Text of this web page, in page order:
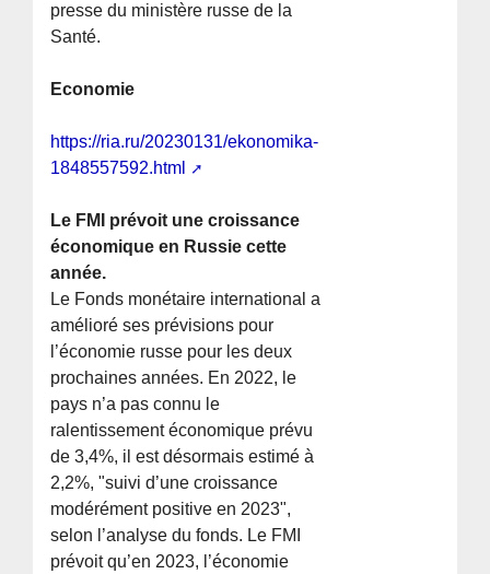
presse du ministère russe de la
Santé.
Economie
https://ria.ru/20230131/ekonomika-
1848557592.html
Le FMI prévoit une croissance
économique en Russie cette
année.
Le Fonds monétaire international a
amélioré ses prévisions pour
l’économie russe pour les deux
prochaines années. En 2022, le
pays n’a pas connu le
ralentissement économique prévu
de 3,4%, il est désormais estimé à
2,2%, "suivi d’une croissance
modérément positive en 2023",
selon l’analyse du fonds. Le FMI
prévoit qu’en 2023, l’économie